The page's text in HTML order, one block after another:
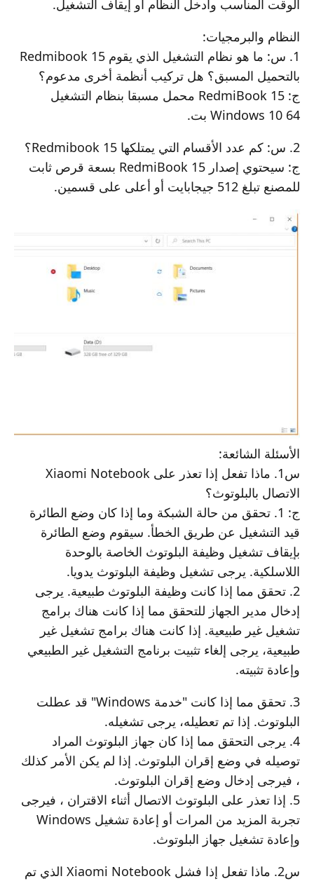
الوقت المناسب وأدخل النظام أو إيقاف التشغيل.
النظام والبرمجيات:
1. س: ما هو نظام التشغيل الذي يقوم Redmibook 15
بالتحميل المسبق؟ هل تركيب أنظمة أخرى مدعوم؟
ج: RedmiBook 15 محمل مسبقا بنظام التشغيل
Windows 10 64 بت.
2. س: كم عدد الأقسام التي يمتلكها Redmibook 15؟
ج: سيحتوي إصدار RedmiBook 15 بسعة قرص ثابت
للمصنع تبلغ 512 جيجابايت أو أعلى على قسمين.
الأسئلة الشائعة:
س1. ماذا تفعل إذا تعذر على Xiaomi Notebook
الاتصال بالبلوتوث؟
ج: 1. تحقق من حالة الشبكة وما إذا كان وضع الطائرة
قيد التشغيل عن طريق الخطأ. سيقوم وضع الطائرة
بإيقاف تشغيل وظيفة البلوتوث الخاصة بالوحدة
اللاسلكية. يرجى تشغيل وظيفة البلوتوث يدويا.
2. تحقق مما إذا كانت وظيفة البلوتوث طبيعية. يرجى
إدخال مدير الجهاز للتحقق مما إذا كانت هناك برامج
تشغيل غير طبيعية. إذا كانت هناك برامج تشغيل غير
طبيعية، يرجى إلغاء تثبيت برنامج التشغيل غير الطبيعي
وإعادة تثبيته.
3. تحقق مما إذا كانت "خدمة Windows" قد عطلت
البلوتوث. إذا تم تعطيله، يرجى تشغيله.
4. يرجى التحقق مما إذا كان جهاز البلوتوث المراد
توصيله في وضع إقران البلوتوث. إذا لم يكن الأمر كذلك
، فيرجى إدخال وضع إقران البلوتوث.
5. إذا تعذر على البلوتوث الاتصال أثناء الاقتران ، فيرجى
تجربة المزيد من المرات أو إعادة تشغيل Windows
وإعادة تشغيل جهاز البلوتوث.
س2. ماذا تفعل إذا فشل Xiaomi Notebook الذي تم